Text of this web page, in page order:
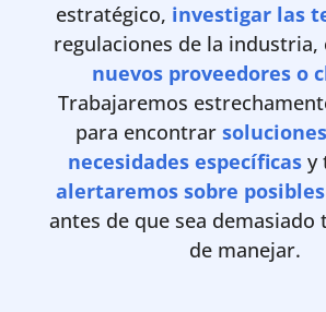
estratégico, investigar las
regulaciones de la
nuevos proveedores o
Trabajaremos
para encontrar
necesidades específicas y
alertaremos sobre
antes de que sea demasiado
de manejar.